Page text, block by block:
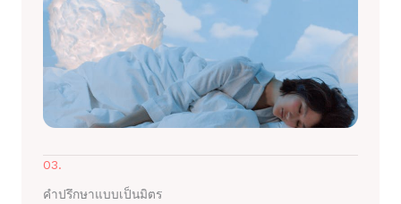
03.
คำปรึกษาแบบเป็นมิตร